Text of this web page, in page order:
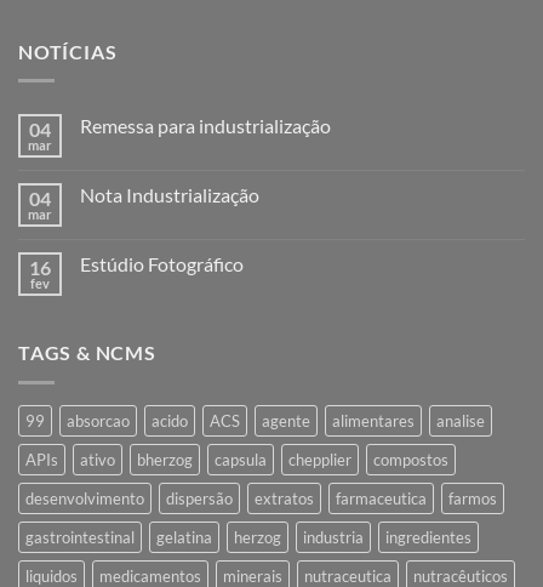
NOTÍCIAS
04
mar
Remessa para industrialização
Remessa
04
mar
Nota Industrialização
Nota
16
fev
Estúdio Fotográfico
Fotográfico
TAGS & NCMS
99 absorcao acido ACS agente alimentares
analise
APIs
ativo bherzog capsula chepplier
compostos
desenvolvimento
dispersão extratos farmaceutica
farmos
gastrointestinal
gelatina herzog industria
ingredientes
liquidos
medicamentos minerais nutraceutica nutracêuticos